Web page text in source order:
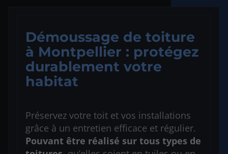
Démoussage de toiture
à Montpellier : protégez
durablement votre
habitat
Préservez votre toit et vos installations
grâce à un entretien efficace et régulier.
Pouvant être réalisé sur tous types de